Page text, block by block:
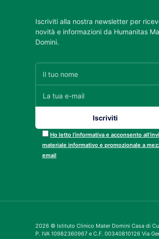
Iscriviti alla nostra newsletter per
novità e informazioni da Humanitas
Domini.
Ho letto l’informativa e acconsento
materiale informativo e promozionale a
email
2026 © Istituto Clinico Mater Domini Casa di
P. IVA 10982360967 e C.F. 00340810126 Via